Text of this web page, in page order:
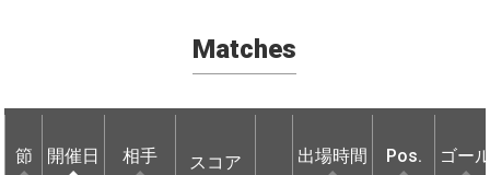
Matches
節 開催日 相手 スコア 出場時間 Pos. ゴー
節 開催日 相手